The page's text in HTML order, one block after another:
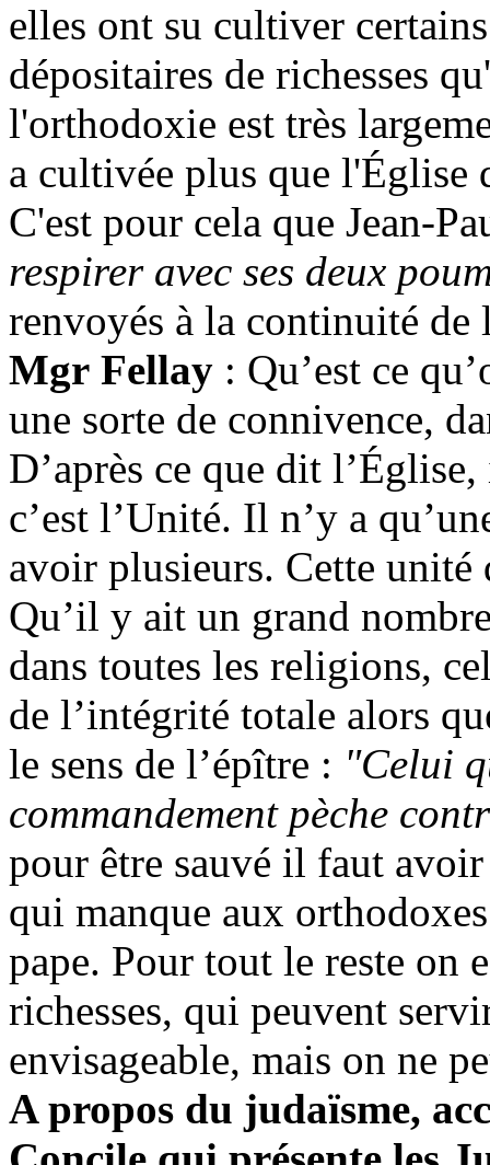
elles ont su cultiver
dépositaires de richesses
l'orthodoxie est très
a cultivée plus que l'Église
C'est pour cela que Jean-
respirer avec ses deux
renvoyés à la continuité
Mgr Fellay : Qu’est ce
une sorte de connivence,
D’après ce que dit
c’est l’Unité. Il n’y a
avoir plusieurs. Cette
Qu’il y ait un grand
dans toutes les religions,
de l’intégrité totale alors
le sens de l’épître : "Celui
commandement pèche
pour être sauvé il faut
qui manque aux
pape. Pour tout le reste on
richesses, qui peuvent
envisageable, mais on ne
A propos du judaïsme,